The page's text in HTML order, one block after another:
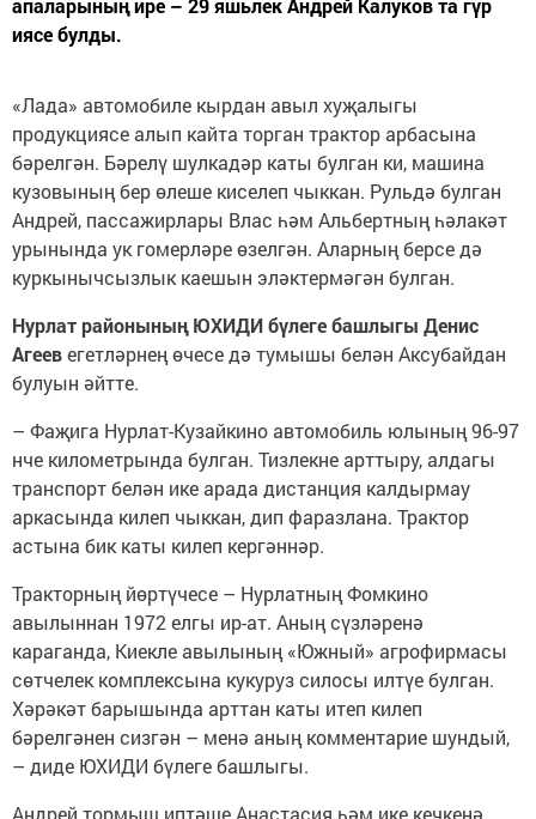
апаларының ире – 29 яшьлек Андрей Калуков та гүр
иясе булды.
«Лада» автомобиле кырдан авыл хуҗалыгы
продукциясе алып кайта торган трактор арбасына
бәрелгән. Бәрелү шулкадәр каты булган ки, машина
кузовының бер өлеше киселеп чыккан. Рульдә булган
Андрей, пассажирлары Влас һәм Альбертның һәлакәт
урынында ук гомерләре өзелгән. Аларның берсе дә
куркынычсызлык каешын эләктермәгән булган.
Нурлат районының ЮХИДИ бүлеге башлыгы Денис
Агеевегетләрнең өчесе дә тумышы белән Аксубайдан
булуын әйтте.
– Фаҗига Нурлат-Кузайкино автомобиль юлының 96-97
нче километрында булган. Тизлекне арттыру, алдагы
транспорт белән ике арада дистанция калдырмау
аркасында килеп чыккан, дип фаразлана. Трактор
астына бик каты килеп кергәннәр.
Тракторның йөртүчесе – Нурлатның Фомкино
авылыннан 1972 елгы ир-ат. Аның сүзләренә
караганда, Киекле авылының «Южный» агрофирмасы
сөтчелек комплексына кукуруз силосы илтүе булган.
Хәрәкәт барышында арттан каты итеп килеп
бәрелгәнен сизгән – менә аның комментарие шундый,
– диде ЮХИДИ бүлеге башлыгы.
Андрей тормыш иптәше Анастасия һәм ике кечкенә